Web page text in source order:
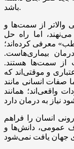
باشد.
والاتر از سمت‌ها و
اما راه حل
معرفی کرده‌اند؛
بیماری‌هاست.
از سمت‌ها هستند.
و موقتی‌اند که
صفات انسانی مانند
واقعی‌اند؛ همانند
انسان را فراهم
عمومی، دانش‌ها و